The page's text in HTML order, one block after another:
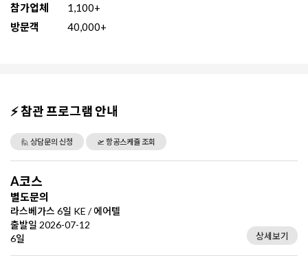
참가업체
1,100+
방문객
40,000+
⚡ 참관 프로그램 안내
🙋 상담문의 신청 🛫 항공스케쥴 조회
A코스
별도문의
라스베가스 6일 KE / 에어텔
출발일 2026-07-12
6일
상세보기